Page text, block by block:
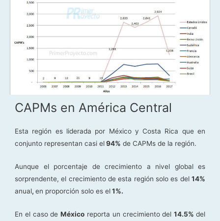
CAPMs en América Central
Esta región es liderada por México y Costa Rica que en
conjunto representan casi el94% de CAPMs de la región.
Aunque el porcentaje de crecimiento a nivel global es
sorprendente, el crecimiento de esta región solo es del 14%
anual, en proporción solo es el1%.
En el caso deMéxico reporta un crecimiento del14.5%del